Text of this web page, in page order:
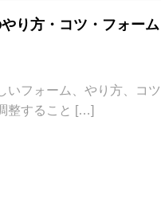
り方・コツ・フォー
いフォーム、やり方、コ
整すること […]